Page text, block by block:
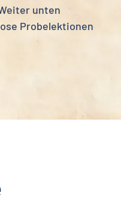
unten
Probelektionen